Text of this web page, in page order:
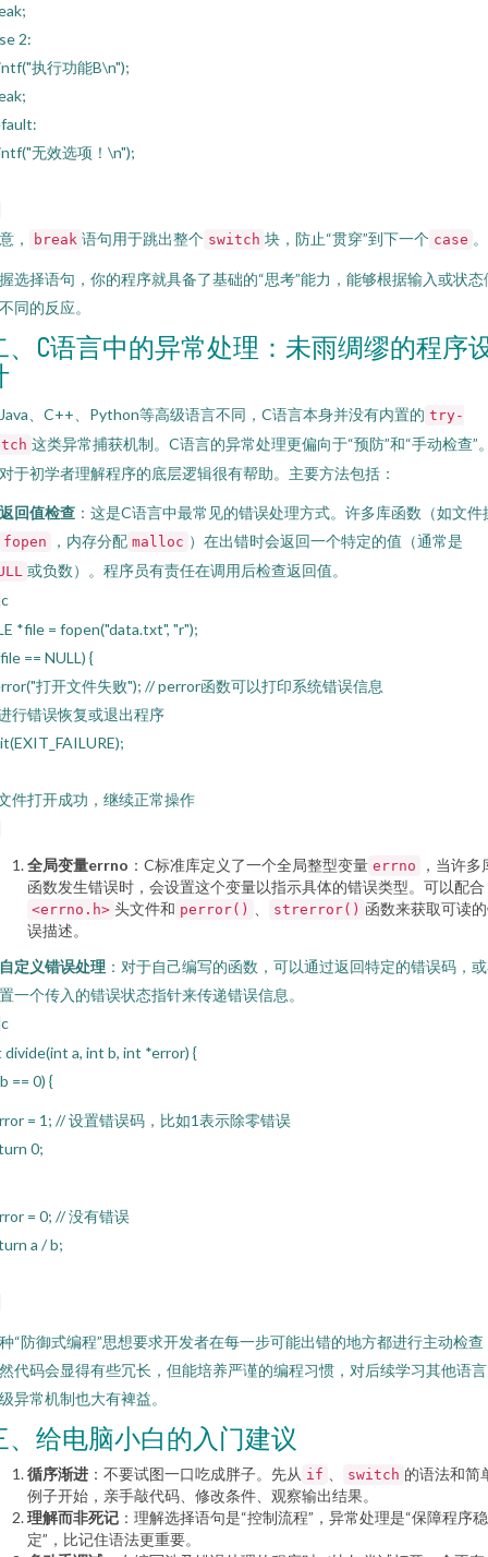
2:
执行功能B\n");
无效选项！\n");
， break 语句用于跳出整个 switch 块，防止“贯穿”到下一个 case 。
选择语句，你的程序就具备了基础的“思考”能力，能够根据输入或状态
同的反应。
、C语言中的异常处理：未雨绸缪的程序
、C++、Python等高级语言不同，C语言本身并没有内置的 try-
这类异常捕获机制。C语言的异常处理更偏向于“预防”和“手动检查”
于初学者理解程序的底层逻辑很有帮助。主要方法包括：
返回值检查 ：这是C语言中最常见的错误处理方式。许多库函数（如文件
fopen ，内存分配 malloc ）在出错时会返回一个特定的值（通常是
或负数）。程序员有责任在调用后检查返回值。
c
*file = fopen("data.txt", "r");
== NULL) {
打开文件失败"); // perror函数可以打印系统错误信息
行错误恢复或退出程序
件打开成功，继续正常操作
全局变量errno ：C标准库定义了一个全局整型变量 errno
，当许多
函数发生错误时，会设置这个变量以指示具体的错误类型。可以配合
<errno.h> 头文件和 perror() strerror() 函数来获取可读
误描述。
自定义错误处理 ：对于自己编写的函数，可以通过返回特定的错误码，
一个传入的错误状态指针来传递错误信息。
c
divide(int a, int b, int *error) {
== 0) {
= 1; // 设置错误码，比如1表示除零错误
0;
= 0; // 没有错误
a / b;
“防御式编程”思想要求开发者在每一步可能出错的地方都进行主动检查
代码会显得有些冗长，但能培养严谨的编程习惯，对后续学习其他语
异常机制也大有裨益。
、给电脑小白的入门建议
循序渐进 ：不要试图一口吃成胖子。先从 if switch 的语法和简
例子开始，亲手敲代码、修改条件、观察输出结果。
理解而非死记 ：理解选择语句是“控制流程”，异常处理是“保障程序稳
定”，比记住语法更重要。